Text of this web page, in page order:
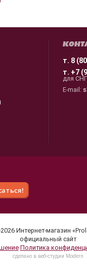
т. 8
т. +7
для СНГ
E-mail:
Интернет-магазин
официальный сайт
Политика
cделано в веб-студии Modern
с
условия